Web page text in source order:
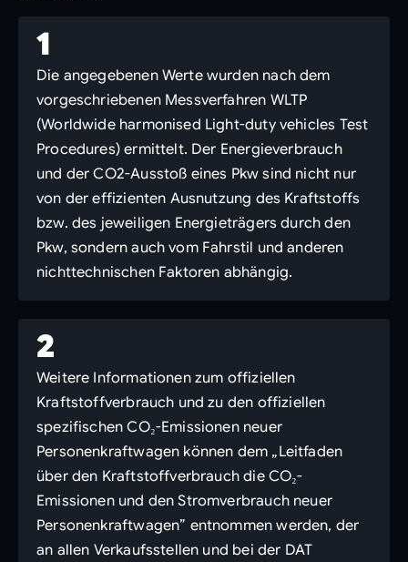
1
Die angegebenen Werte wurden nach dem
vorgeschriebenen Messverfahren WLTP
(Worldwide harmonised Light-duty vehicles Test
Procedures) ermittelt. Der Energieverbrauch
und der CO2-Ausstoß eines Pkw sind nicht nur
von der effizienten Ausnutzung des Kraftstoffs
bzw. des jeweiligen Energieträgers durch den
Pkw, sondern auch vom Fahrstil und anderen
nichttechnischen Faktoren abhängig.
2
Weitere Informationen zum offiziellen
Kraftstoffverbrauch und zu den offiziellen
spezifischen CO₂-Emissionen neuer
Personenkraftwagen können dem „Leitfaden
über den Kraftstoffverbrauch die CO₂-
Emissionen und den Stromverbrauch neuer
Personenkraftwagen” entnommen werden, der
an allen Verkaufsstellen und bei der DAT